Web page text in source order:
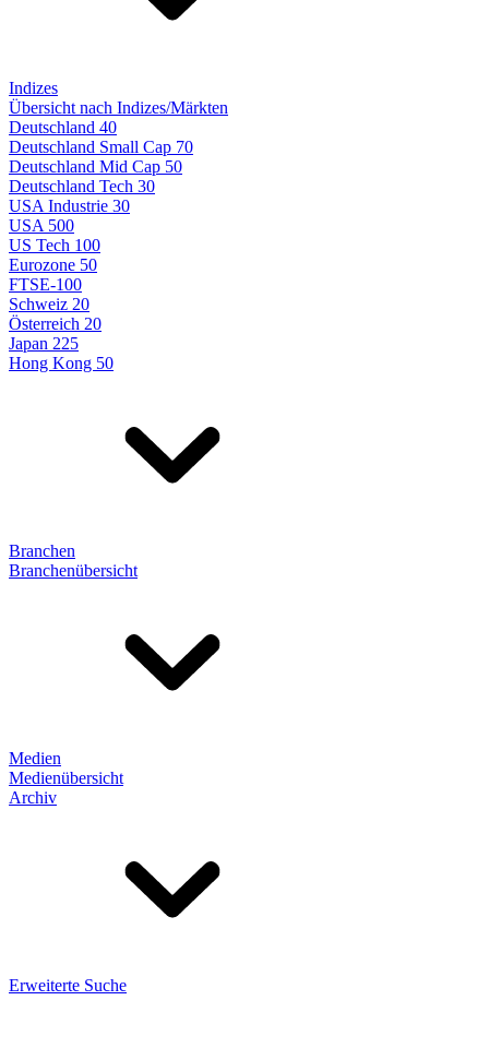
Indizes
Übersicht nach Indizes/Märkten
Deutschland 40
Deutschland Small Cap 70
Deutschland Mid Cap 50
Deutschland Tech 30
USA Industrie 30
USA 500
US Tech 100
Eurozone 50
FTSE-100
Schweiz 20
Österreich 20
Japan 225
Hong Kong 50
Branchen
Branchenübersicht
Medien
Medienübersicht
Archiv
Erweiterte Suche